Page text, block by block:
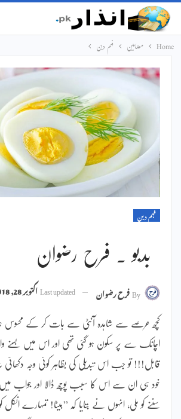
Home مضامین فہم دین
فہم دین
بدبو ۔ فرح رضوان
Byفرح رضوان Last updatedاکتوبر 28, 2018
کچھ عرصے سے شاہدہ آنٹی سے بات کر کے محسوس
اچانک سے پر سکون ہو گئی تھی اور اس میں
قابل!!! تو جب اس تبدیلی کی بظاہر کوئی وجہ
خود ہی ان سے اس کا سبب پوچھ ڈالا اور جواب میں
سننے کو ملی، انہوں نے بتایا کہ ’’بیٹا! تمہارے